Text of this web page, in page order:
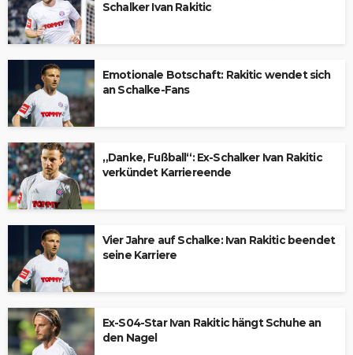
Schalker Ivan Rakitic
Emotionale Botschaft: Rakitic wendet sich
an Schalke-Fans
„Danke, Fußball“: Ex-Schalker Ivan Rakitic
verkündet Karriereende
Vier Jahre auf Schalke: Ivan Rakitic beendet
seine Karriere
Ex-S04-Star Ivan Rakitic hängt Schuhe an
den Nagel